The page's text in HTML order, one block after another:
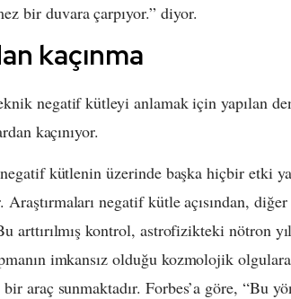
bir duvara çarpıyor.” diyor.
kaçınma
negatif kütleyi anlamak için yapılan
kaçınıyor.
kütlenin üzerinde başka hiçbir etki
negatif kütle açısından,
arttırılmış kontrol, astrofizikteki nötron
imkansız olduğu kozmolojik
araç sunmaktadır. Forbes’a göre, “Bu